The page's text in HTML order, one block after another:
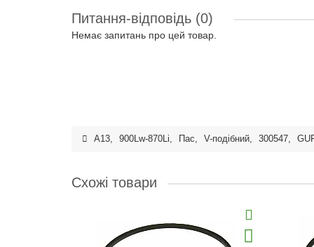
Питання-відповідь (0)
Немає запитань про цей товар.
A13, 900Lw-870Li, Пас, V-подібний, 300547,
Схожі товари